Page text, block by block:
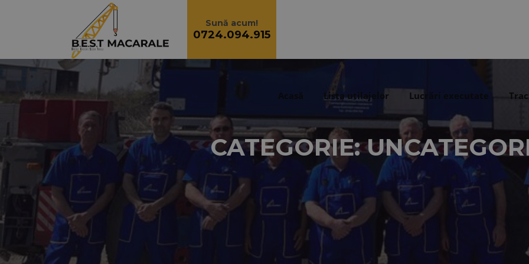
Sună acum!
0724.094.915
Acasă Lista utilajelor Lucrări executate
CATEGORIE: